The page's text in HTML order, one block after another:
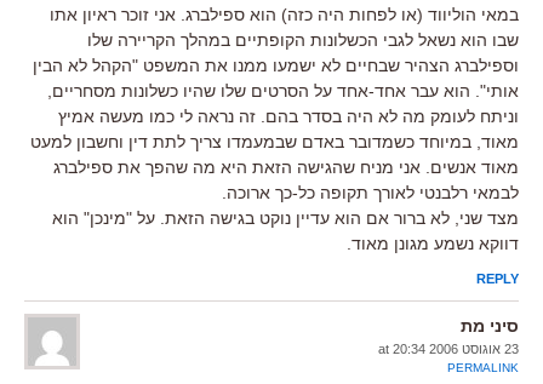
במאי הוליווד (או לפחות היה כזה) הוא ספילברג. אני זוכר ראיון אתו
שבו הוא נשאל לגבי הכשלונות הקופתיים במהלך הקריירה שלו
וספילברג הצהיר שבחיים לא ישמעו ממנו את המשפט "הקהל לא הבין
אותי". הוא עבר אחד-אחד על הסרטים שלו שהיו כשלונות מסחריים,
וניתח לעומק מה לא היה בסדר בהם. זה נראה לי כמו מעשה אמיץ
מאוד, במיוחד כשמדובר באדם שבמעמדו צריך לתת דין וחשבון למעט
מאוד אנשים. אני מניח שהגישה הזאת היא מה שהפך את ספילברג
לבמאי רלבנטי לאורך תקופה כל-כך ארוכה.
מצד שני, לא ברור אם הוא עדיין נוקט בגישה הזאת. על "מינכן" הוא
דווקא נשמע מגונן מאוד.
REPLY
סיני מת
23 אוגוסט 2006 at 20:34
PERMALINK